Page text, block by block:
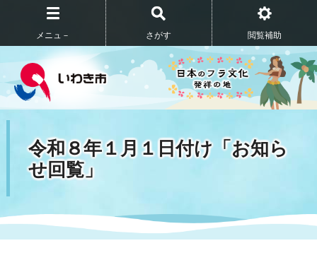
メニュ－ さがす 閲覧補助
令和８年１月１日付け「お知ら
せ回覧」